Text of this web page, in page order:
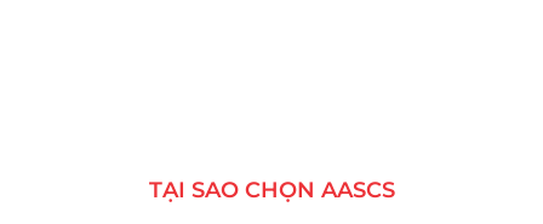
TẠI SAO CHỌN AASCS